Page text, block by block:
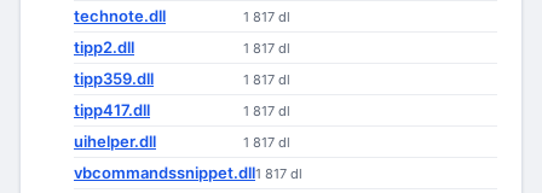
technote.dll 1 817 dl
tipp2.dll 1 817 dl
tipp359.dll 1 817 dl
tipp417.dll 1 817 dl
uihelper.dll 1 817 dl
vbcommandssnippet.dll1 817 dl